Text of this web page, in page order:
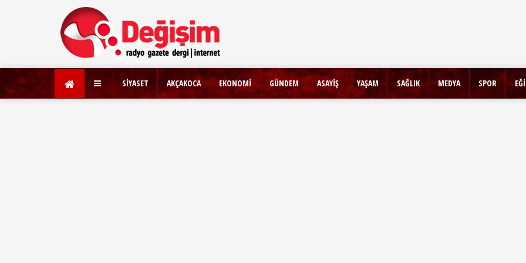
SİYASET AKÇAKOCA EKONOMİ GÜNDEM ASAYİŞ YAŞAM SAĞLIK MEDYA SPOR